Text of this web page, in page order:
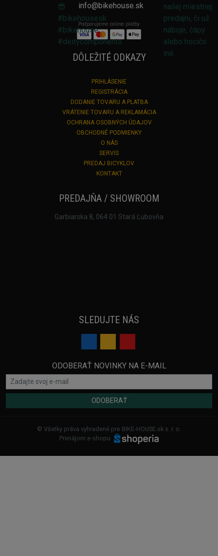
info@bikehouse.sk
Podporujeme online platby
DÔLEŽITÉ ODKAZY
PRIHLÁSENIE
REGISTRÁCIA
DODANIE TOVARU A PLATBA
VRÁTENIE TOVARU A REKLAMÁCIA
OCHRANA OSOBNÝCH ÚDAJOV
OBCHODNÉ PODMIENKY
O NÁS
SERVIS
PREDAJ BICYKLOV
KONTAKT
PREDAJŇA / SHOWROOM
Garbiarska 8, 064 01 Stará Ľubovňa
SLEDUJTE NÁS
ODOBERAŤ NOVINKY NA E-MAIL
ODOBERAŤ
© Všetky práva vyhradené pre BIKE-HOUSE.sk s. r. o.
Prenájom e-shopu